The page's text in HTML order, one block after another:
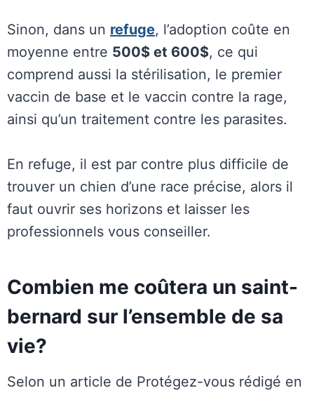
Sinon, dans un refuge, l’adoption coûte en
moyenne entre 500$ et 600$, ce qui
comprend aussi la stérilisation, le premier
vaccin de base et le vaccin contre la rage,
ainsi qu’un traitement contre les parasites.
En refuge, il est par contre plus difficile de
trouver un chien d’une race précise, alors il
faut ouvrir ses horizons et laisser les
professionnels vous conseiller.
Combien me coûtera un saint-
bernard sur l’ensemble de sa
vie?
Selon un article de Protégez-vous rédigé en